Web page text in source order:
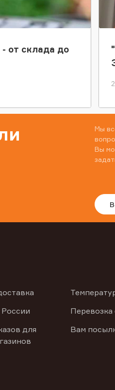
от склада до
Мы
Вы
для
Перевозка
Вам